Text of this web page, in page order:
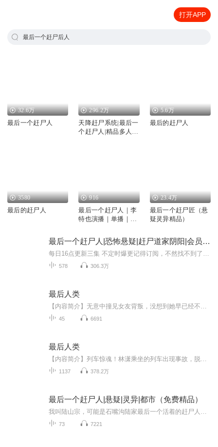
打开APP
最后一个赶尸后人
32.6万
最后一个赶尸人
296.2万
天降赶尸系统|最后一
个赶尸人|精品多人有
5.6万
最后的赶尸人
3580
最后的赶尸人
916
最后一个赶尸人｜李
特也演播｜单播｜恐
23.4万
最后一个赶尸匠（悬
疑灵异精品）
最后一个赶尸人|恐怖悬疑|赶尸道家阴阳|会员免费
578 306.3万
最后人类
45 6691
最后人类
1137 378.2万
最后一个赶尸人|悬疑|灵异|都市（免费精品）
73 7221